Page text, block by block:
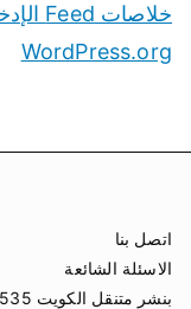
خلاصات Feed الإدخالات
WordPress.org
اتصل بنا
الاسئلة الشائعة
بنشر متنقل الكويت 50805535 بنشر تبديل تواير وبطاريات سيارات